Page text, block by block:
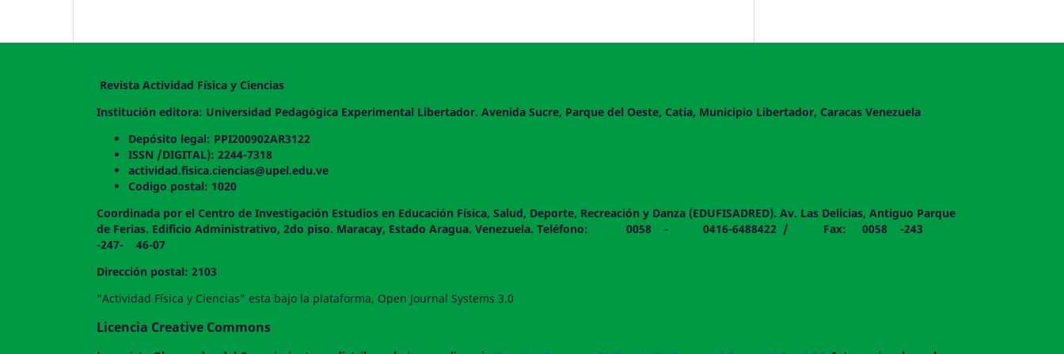
Revista Actividad Física y Ciencias
Institución editora: Universidad Pedagógica Experimental Libertador. Avenida Sucre, Parque del Oeste, Catia, Municipio Libertador, Caracas Venezuela
Depósito legal: PPI200902AR3122
ISSN /DIGITAL): 2244-7318
actividad.fisica.ciencias@upel.edu.ve
Codigo postal: 1020
Coordinada por el Centro de Investigación Estudios en Educación Física, Salud, Deporte, Recreación y Danza (EDUFISADRED). Av. Las Delicias, Antiguo Parque
de Ferias. Edificio Administrativo, 2do piso. Maracay, Estado Aragua. Venezuela. Teléfono: 0058 - 0416-6488422 / Fax: 0058 -243
-247- 46-07
Dirección postal: 2103
"Actividad Física y Ciencias" esta bajo la plataforma, Open Journal Systems 3.0
Licencia Creative Commons